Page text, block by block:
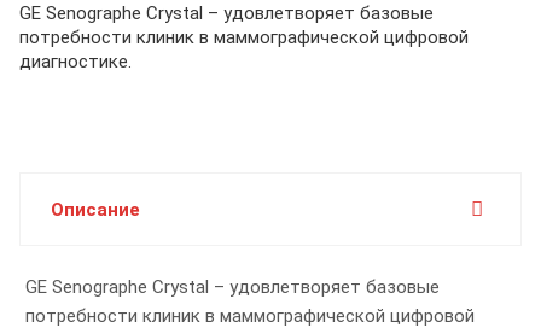
GE Senographe Crystal – удовлетворяет базовые
потребности клиник в маммографической цифровой
диагностике.
Описание
GE Senographe Crystal – удовлетворяет базовые
потребности клиник в маммографической цифровой